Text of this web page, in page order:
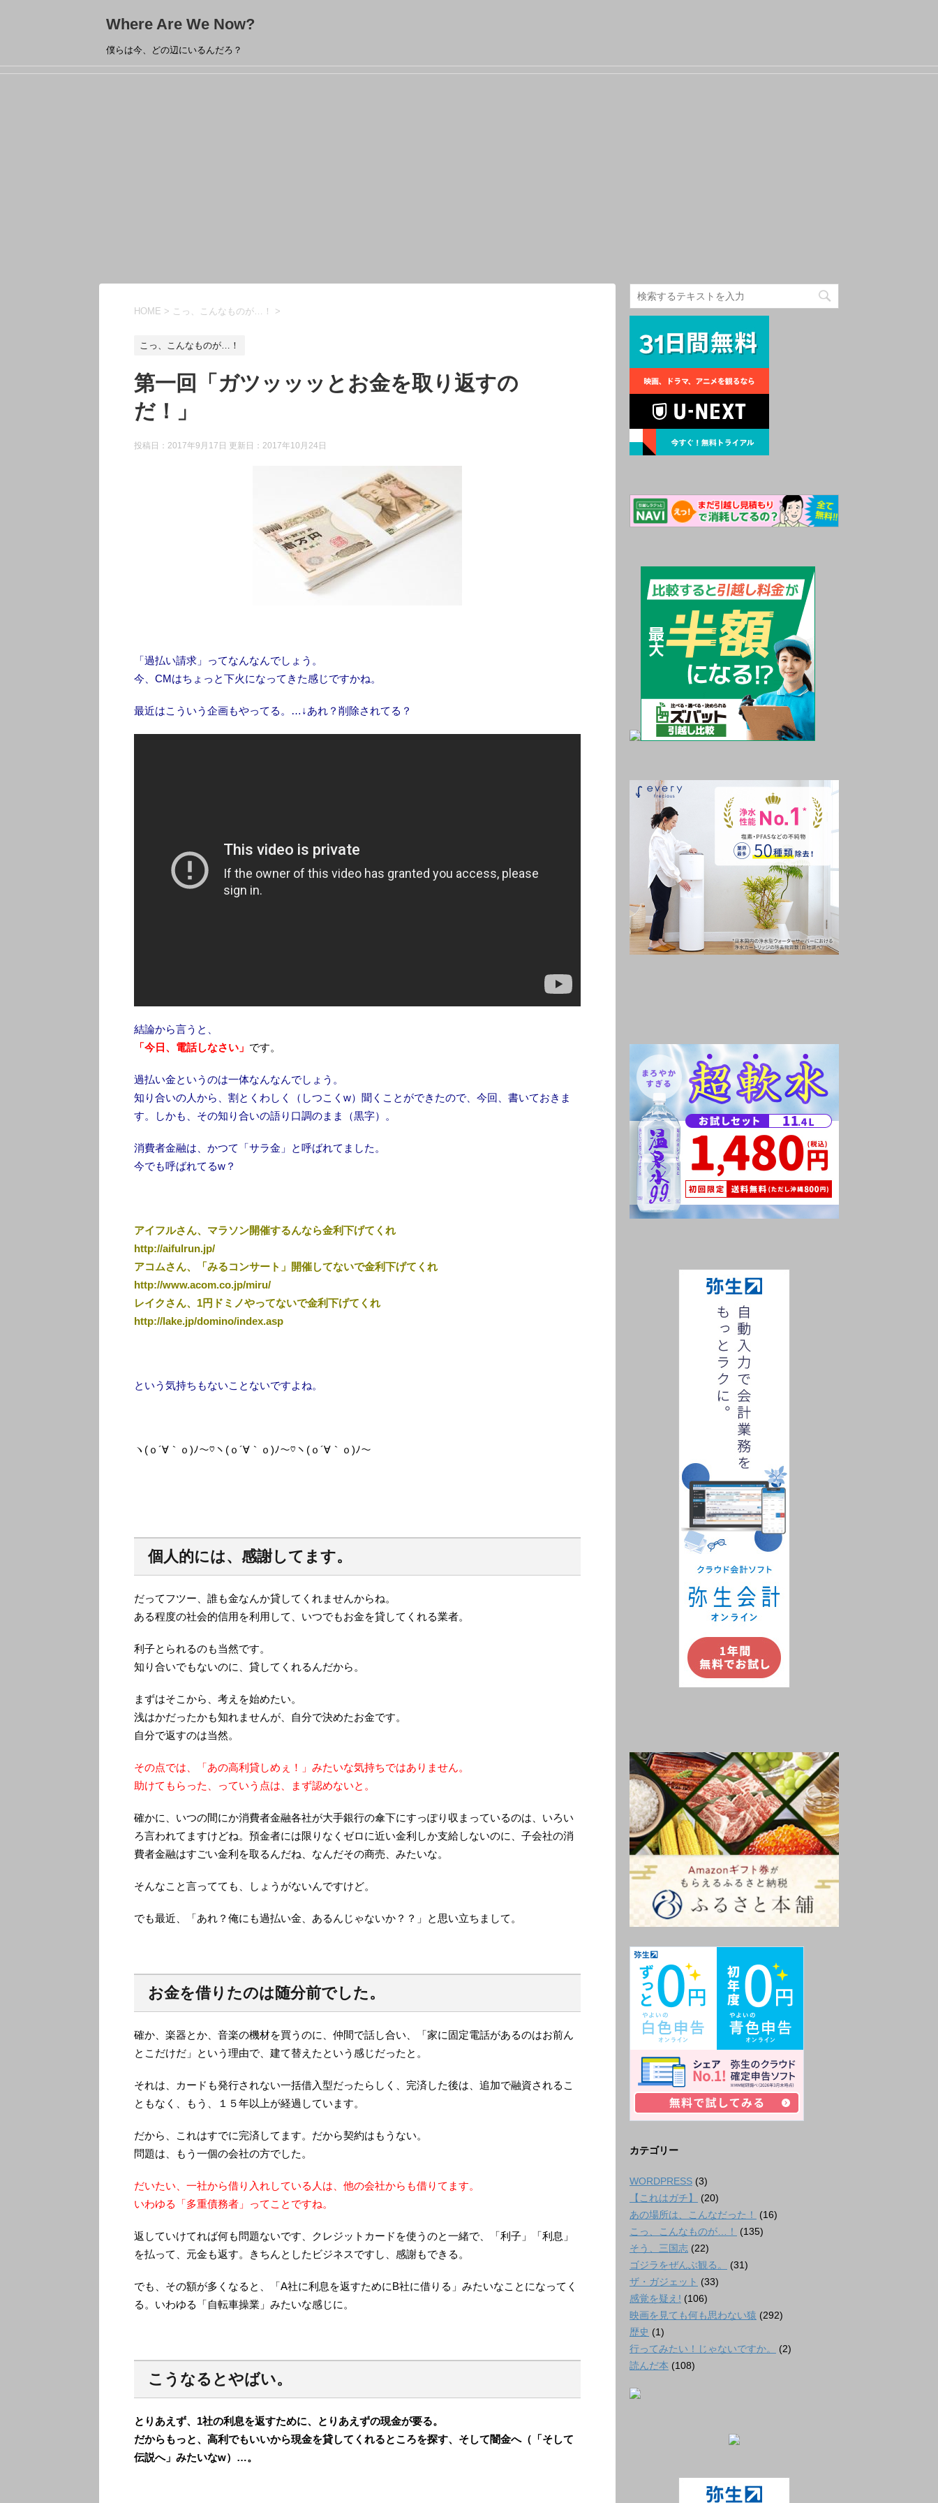
Where Are We Now?
僕らは今、どの辺にいるんだろ？
HOME > こっ、こんなものが…！ >
こっ、こんなものが…！
第一回「ガツッッッとお金を取り返すの
だ！」
投稿日：2017年9月17日 更新日： 2017年10月24日
「過払い請求」ってなんなんでしょう。
今、CMはちょっと下火になってきた感じですかね。
最近はこういう企画もやってる。…↓あれ？削除されてる？
結論から言うと、
「今日、電話しなさい」 です。
過払い金というのは一体なんなんでしょう。
知り合いの人から、割とくわしく（しつこくw）聞くことができたので、今回、書いておきま
す。しかも、その知り合いの語り口調のまま（黒字）
。
消費者金融は、かつて「サラ金」と呼ばれてました。
今でも呼ばれてるw？
アイフルさん、マラソン開催するんなら金利下げてくれ
http://aifulrun.jp/
アコムさん、「みるコンサート」開催してないで金利下げてくれ
http://www.acom.co.jp/miru/
レイクさん、1円ドミノやってないで金利下げてくれ
http://lake.jp/domino/index.asp
という気持ちもないことないですよね。
ヽ(ｏ´∀｀ｏ)ﾉ〜♡ヽ(ｏ´∀｀ｏ)ﾉ〜♡ヽ(ｏ´∀｀ｏ)ﾉ〜
個人的には、感謝してます。
だってフツー、誰も金なんか貸してくれませんからね。
ある程度の社会的信用を利用して、いつでもお金を貸してくれる業者。
利子とられるのも当然です。
知り合いでもないのに、貸してくれるんだから。
まずはそこから、考えを始めたい。
浅はかだったかも知れませんが、自分で決めたお金です。
自分で返すのは当然。
その点では、「あの高利貸しめぇ！」みたいな気持ちではありません。
助けてもらった、っていう点は、まず認めないと。
確かに、いつの間にか消費者金融各社が大手銀行の傘下にすっぽり収まっているのは、いろい
ろ言われてますけどね。預金者には限りなくゼロに近い金利しか支給しないのに、子会社の消
費者金融はすごい金利を取るんだね、なんだその商売、みたいな。
そんなこと言ってても、しょうがないんですけど。
でも最近、「あれ？俺にも過払い金、あるんじゃないか？？」と思い立ちまして。
お金を借りたのは随分前でした。
確か、楽器とか、音楽の機材を買うのに、仲間で話し合い、「家に固定電話があるのはお前ん
とこだけだ」という理由で、建て替えたという感じだったと。
それは、カードも発行されない一括借入型だったらしく、完済した後は、追加で融資されるこ
ともなく、もう、１５年以上が経過しています。
だから、これはすでに完済してます。だから契約はもうない。
問題は、もう一個の会社の方でした。
だいたい、一社から借り入れしている人は、他の会社からも借りてます。
いわゆる「多重債務者」ってことですね。
返していけてれば何も問題ないです、クレジットカードを使うのと一緒で、「利子」「利息」
を払って、元金も返す。きちんとしたビジネスですし、感謝もできる。
でも、その額が多くなると、「A社に利息を返すためにB社に借りる」みたいなことになってく
る。いわゆる「自転車操業」みたいな感じに。
こうなるとやばい。
とりあえず、1社の利息を返すために、とりあえずの現金が要る。
だからもっと、高利でもいいから現金を貸してくれるところを探す、そして闇金へ（「そして
伝説へ」みたいなw）…。
カテゴリー
WORDPRESS (3)
【これはガチ】
(20)
あの場所は、こんなだった！
(16)
こっ、こんなものが…！
(135)
そう、三国志 (22)
ゴジラをぜんぶ観る。
(31)
ザ・ガジェット (33)
感覚を疑え! (106)
映画を見ても何も思わない猿 (292)
歴史 (1)
行ってみたい！じゃないですか。
(2)
読んだ本 (108)